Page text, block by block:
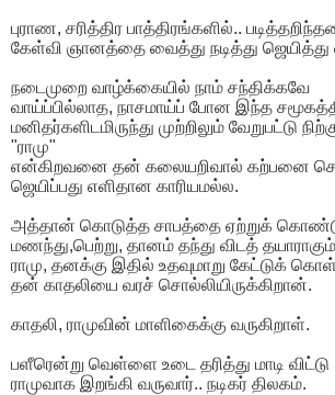
புராண, சரித்திர பாத்திரங்களில்..
கேள்வி ஞானத்தை வைத்து நடித்து ஜெயித்து
நடைமுறை வாழ்க்கையில் நாம் சந்திக்கவே
வாய்ப்பில்லாத, நாசமாய்ப் போன இந்த
மனிதர்களிடமிருந்து முற்றிலும் வேறுபட்டு
"ராமு"
என்கிறவனை தன் கலையறிவால் கற்பனை
ஜெயிப்பது எளிதான காரியமல்ல.
அத்தான் கொடுத்த சாபத்தை ஏற்றுக்
மணந்து,பெற்று, தானம் தந்து விடத் தயாராகும்
ராமு, தனக்கு இதில் உதவுமாறு கேட்டுக்
தன் காதலியை வரச் சொல்லியிருக்கிறான்.
காதலி, ராமுவின் மாளிகைக்கு வருகிறாள்.
பளீரென்று வெள்ளை உடை தரித்து மாடி விட்டு
ராமுவாக இறங்கி வருவார்.. நடிகர் திலகம்.